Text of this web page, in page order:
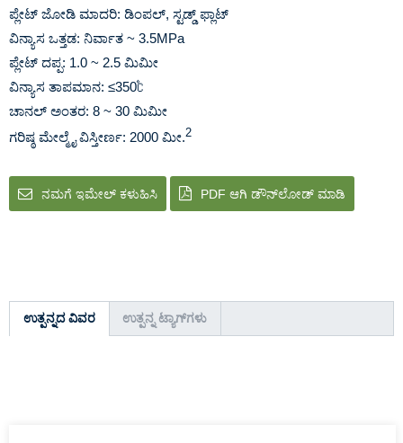
ಪ್ಲೇಟ್ ಜೋಡಿ ಮಾದರಿ: ಡಿಂಪಲ್, ಸ್ಟಡ್ಡ್ ಫ್ಲಾಟ್
ವಿನ್ಯಾಸ ಒತ್ತಡ: ನಿರ್ವಾತ ~ 3.5MPa
ಪ್ಲೇಟ್ ದಪ್ಪ: 1.0 ~ 2.5 ಮಿಮೀ
ವಿನ್ಯಾಸ ತಾಪಮಾನ: ≤350℃
ಚಾನಲ್ ಅಂತರ: 8 ~ 30 ಮಿಮೀ
ಗರಿಷ್ಠ ಮೇಲ್ಮೈ ವಿಸ್ತೀರ್ಣ: 2000 ಮೀ.2
ನಮಗೆ ಇಮೇಲ್ ಕಳುಹಿಸಿ PDF ಆಗಿ ಡೌನ್‌ಲೋಡ್ ಮಾಡಿ
ಉತ್ಪನ್ನದ ವಿವರ ಉತ್ಪನ್ನ ಟ್ಯಾಗ್‌ಗಳು